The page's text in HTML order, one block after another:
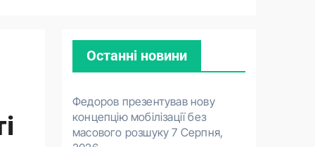
Останні новини
Федоров презентував нову
концепцію мобілізації без
масового розшуку 7 Серпня,